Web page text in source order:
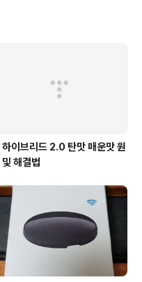
냥 보고
ultr
으로는
하면 당장
하이브리드 2.0 탄맛 매운맛 원
및 해결법